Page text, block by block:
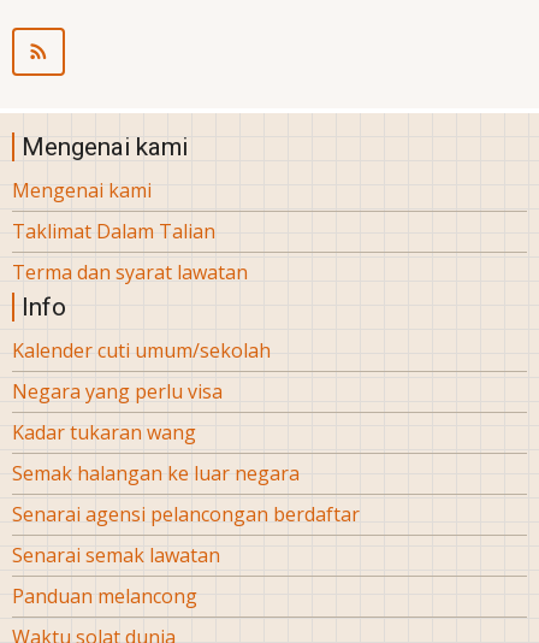
Mengenai kami
Mengenai kami
Taklimat Dalam Talian
Terma dan syarat lawatan
Info
Kalender cuti umum/sekolah
Negara yang perlu visa
Kadar tukaran wang
Semak halangan ke luar negara
Senarai agensi pelancongan berdaftar
Senarai semak lawatan
Panduan melancong
Waktu solat dunia